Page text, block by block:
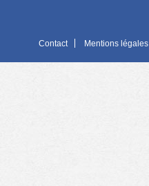
Contact Mentions légales